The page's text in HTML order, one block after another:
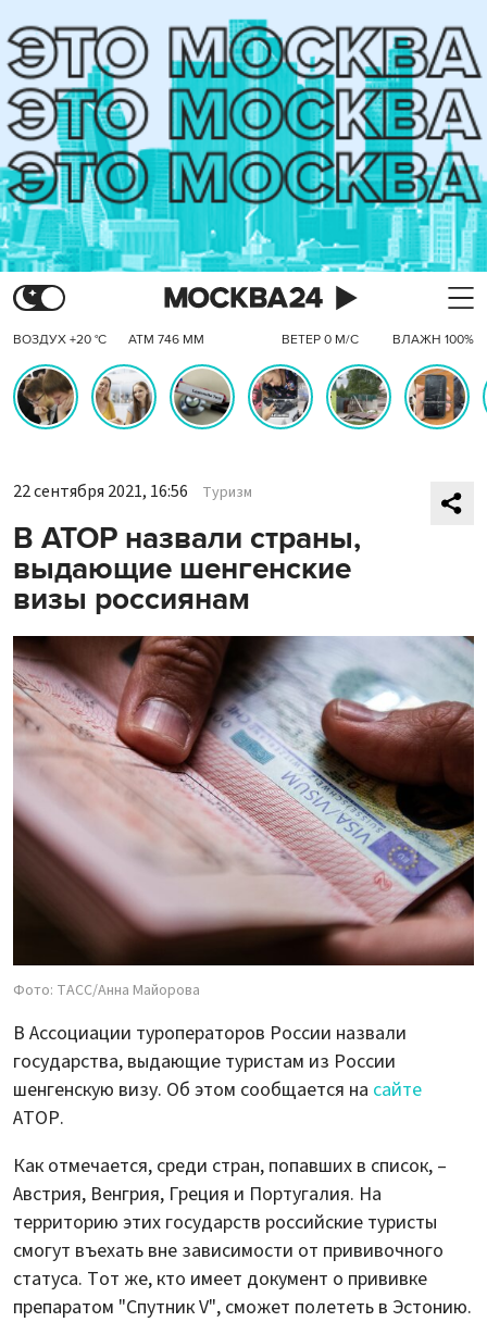
ВОЗДУХ +20 °C АТМ 746 ММ ВЕТЕР 0 М/С ВЛАЖН 100%
22 сентября 2021, 16:56 Туризм
В АТОР назвали страны,
выдающие шенгенские
визы россиянам
Фото: ТАСС/Анна Майорова
В Ассоциации туроператоров России назвали
государства, выдающие туристам из России
шенгенскую визу. Об этом сообщается на сайте
АТОР.
Как отмечается, среди стран, попавших в список, –
Австрия, Венгрия, Греция и Португалия. На
территорию этих государств российские туристы
смогут въехать вне зависимости от прививочного
статуса. Тот же, кто имеет документ о прививке
препаратом "Спутник V", сможет полететь в Эстонию.